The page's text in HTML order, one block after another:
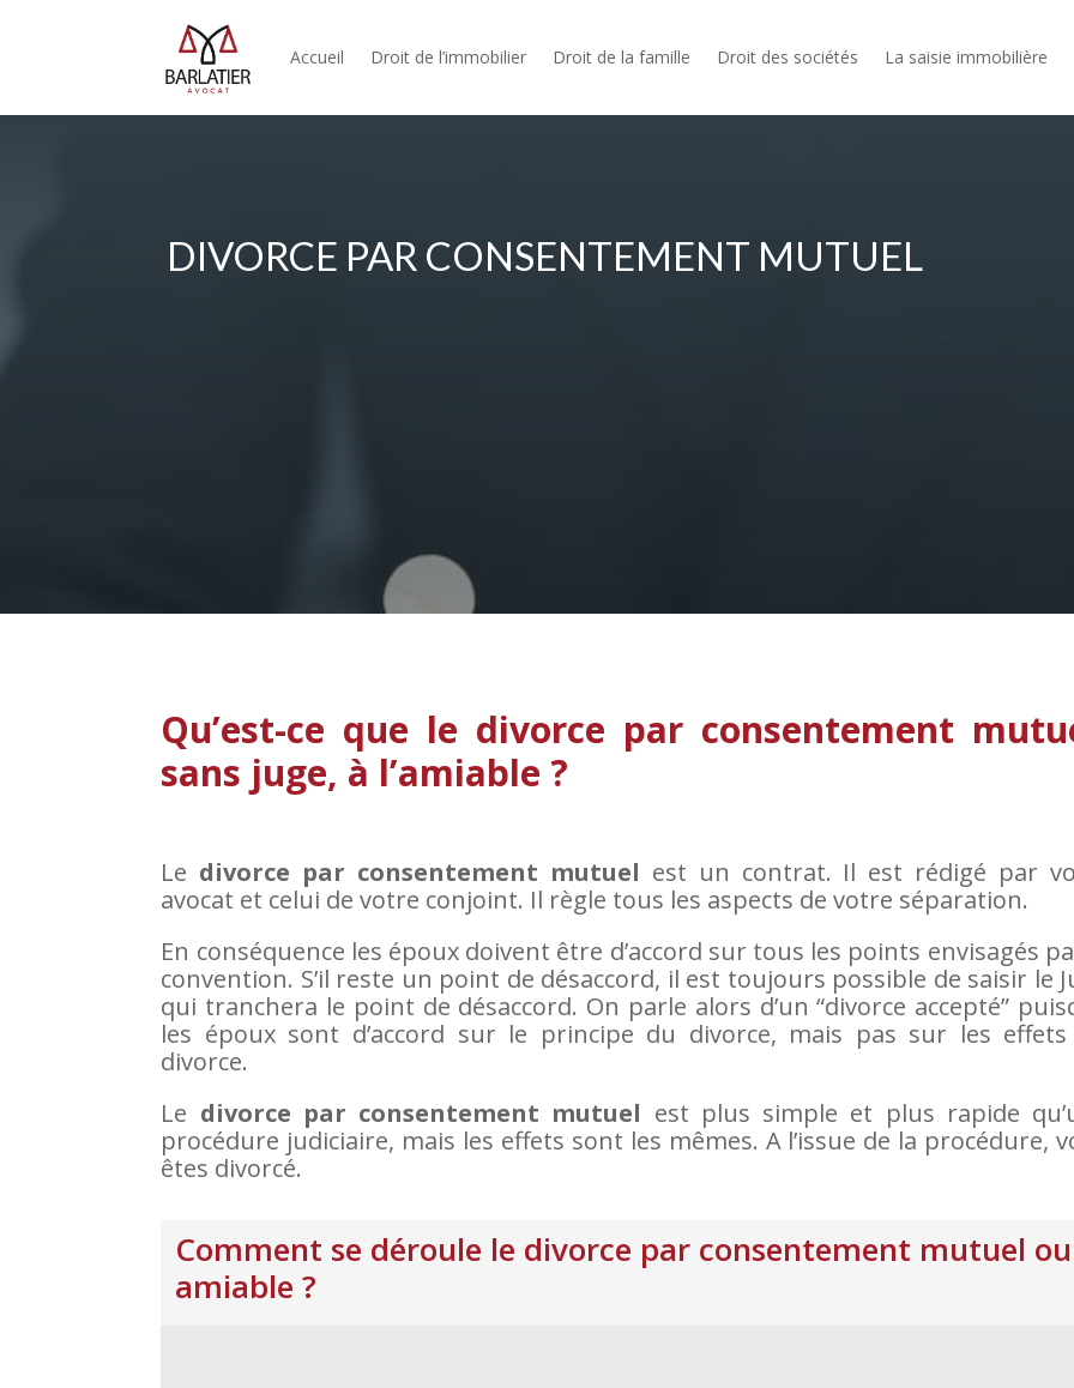
Accueil Droit de l’immobilier Droit de la famille Droit des sociétés La saisie immobilière
DIVORCE PAR CONSENTEMENT MUTUEL
Qu’est-ce que le divorce par consentement
sans juge, à l’amiable ?
Le divorce par consentement mutuel est un contrat. Il est rédigé par
avocat et celui de votre conjoint. Il règle tous les aspects de votre séparation.
En conséquence les époux doivent être d’accord sur tous les points envisagés
convention. S’il reste un point de désaccord, il est toujours possible de saisir le
qui tranchera le point de désaccord. On parle alors d’un “divorce accepté”
les époux sont d’accord sur le principe du divorce, mais pas sur les
divorce.
Le divorce par consentement mutuel est plus simple et plus rapide
procédure judiciaire, mais les effets sont les mêmes. A l’issue de la procédure,
êtes divorcé.
Comment se déroule le divorce par consentement mutuel ou
amiable ?